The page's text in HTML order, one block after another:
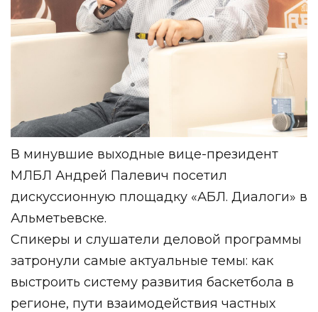
В минувшие выходные вице-президент
МЛБЛ Андрей Палевич посетил
дискуссионную площадку «АБЛ. Диалоги» в
Альметьевске.
Спикеры и слушатели деловой программы
затронули самые актуальные темы: как
выстроить систему развития баскетбола в
регионе, пути взаимодействия частных